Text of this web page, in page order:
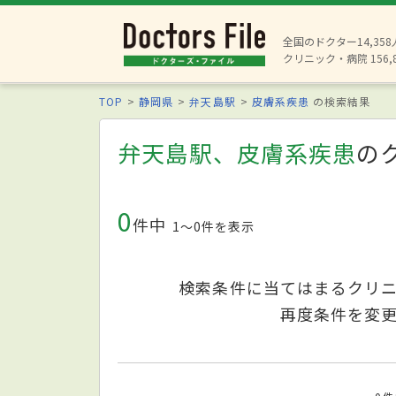
全国のドクター14,358
クリニック・病院
TOP 静岡県 弁天島駅 皮膚系疾患 の検索結果
弁天島駅、皮膚系疾患の
0件中 1〜0件を表示
検索条件に当てはまるクリ
再度条件を変